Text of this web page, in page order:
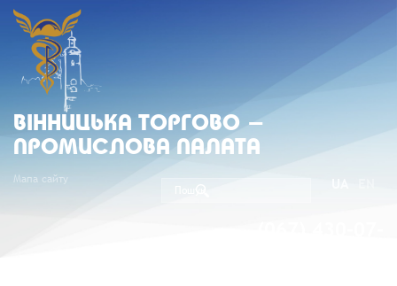
ВIННИЦЬКА ТОРГОВО -
ПРОМИСЛОВА ПАЛАТА
Мапа сайту